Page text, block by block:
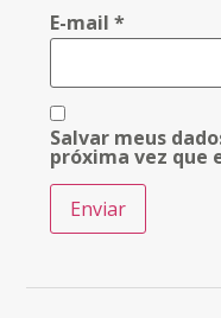
E-mail*
Salvar meus
próxima vez que